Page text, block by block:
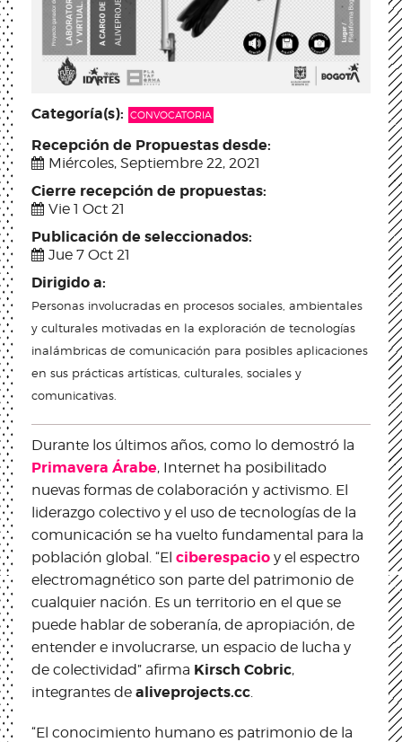
Categoría(s): CONVOCATORIA
Recepción de Propuestas desde:
Miércoles, Septiembre 22, 2021
Cierre recepción de propuestas:
Vie 1 Oct 21
Publicación de seleccionados:
Jue 7 Oct 21
Dirigido a:
Personas involucradas en procesos sociales, ambientales
y culturales motivadas en la exploración de tecnologías
inalámbricas de comunicación para posibles aplicaciones
en sus prácticas artísticas, culturales, sociales y
comunicativas.
Durante los últimos años, como lo demostró la
Primavera Árabe, Internet ha posibilitado
nuevas formas de colaboración y activismo. El
liderazgo colectivo y el uso de tecnologías de la
comunicación se ha vuelto fundamental para la
población global. “El ciberespacio y el espectro
electromagnético son parte del patrimonio de
cualquier nación. Es un territorio en el que se
puede hablar de soberanía, de apropiación, de
entender e involucrarse, un espacio de lucha y
de colectividad” afirma Kirsch Cobric,
integrantes de aliveprojects.cc
“El conocimiento humano es patrimonio de la